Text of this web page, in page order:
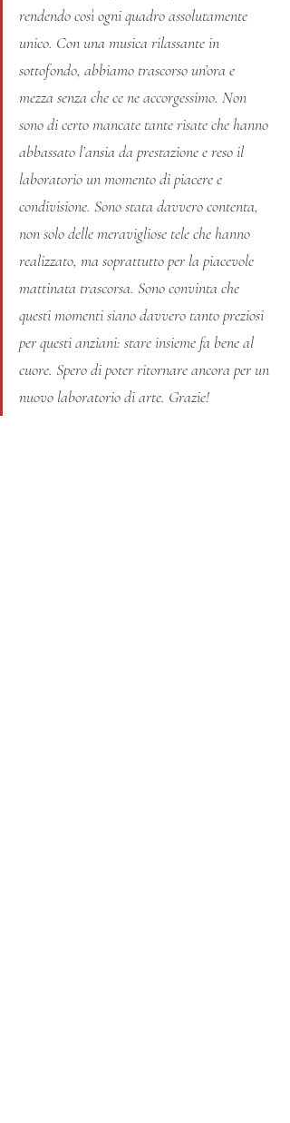
rendendo così ogni quadro assolutamente
unico. Con una musica rilassante in
sottofondo, abbiamo trascorso un’ora e
mezza senza che ce ne accorgessimo. Non
sono di certo mancate tante risate che hanno
abbassato l’ansia da prestazione e reso il
laboratorio un momento di piacere e
condivisione. Sono stata davvero contenta,
non solo delle meravigliose tele che hanno
realizzato, ma soprattutto per la piacevole
mattinata trascorsa. Sono convinta che
questi momenti siano davvero tanto preziosi
per questi anziani: stare insieme fa bene al
cuore. Spero di poter ritornare ancora per un
nuovo laboratorio di arte. Grazie!